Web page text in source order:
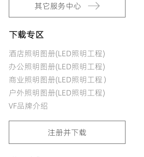
其它服务中心
下载专区
酒店照明图册(LED照明工程)
办公照明图册(LED照明工程)
商业照明图册(LED照明工程）
户外照明图册(LED照明工程)
VF品牌介绍
注册并下载